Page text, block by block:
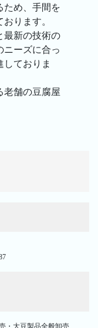
ため、手間を
ります。
最新の技術の
ニーズに合っ
ておりま
老舗の豆腐屋
・大豆製品全般卸売